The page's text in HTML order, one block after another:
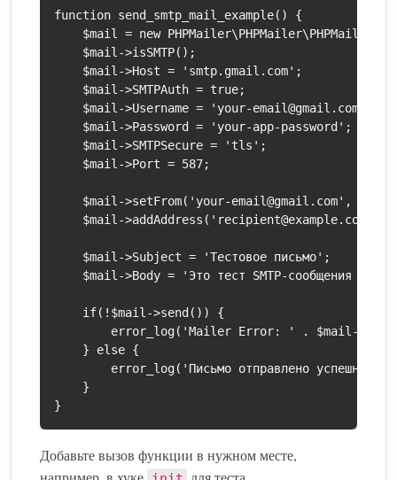
function send_smtp_mail_example() {
    $mail = new PHPMailer\PHPMailer\PHPMailer();
    $mail->isSMTP();
    $mail->Host = 'smtp.gmail.com';
    $mail->SMTPAuth = true;
    $mail->Username = 'your-email@gmail.com';
    $mail->Password = 'your-app-password';
    $mail->SMTPSecure = 'tls';
    $mail->Port = 587;
$mail->setFrom('your-email@gmail.com',
    $mail->addAddress('recipient@example.com');
    $mail->Subject = 'Тестовое письмо';
$mail->Body = 'Это тест SMTP-сообщения из
    if(!$mail->send()) {
error_log('Mailer Error: ' . $mail-
    } else {
        error_log('Письмо отправлено успешно');
    }
}
Добавьте вызов функции в нужном месте,